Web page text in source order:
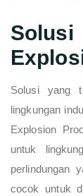
Solusi
Solusi yang
lingkungan
Explosion
untuk
perlindungan
cocok untuk